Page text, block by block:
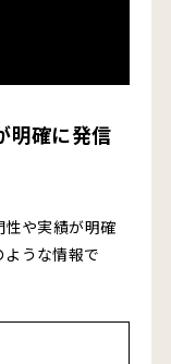
明確に発信
や実績が明確
うな情報で